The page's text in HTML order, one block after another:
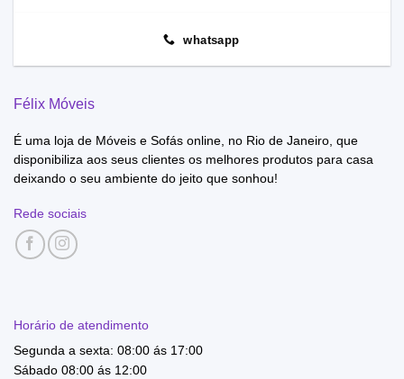
whatsapp
Félix Móveis
É uma loja de Móveis e Sofás online, no Rio de Janeiro, que
disponibiliza aos seus clientes os melhores produtos para casa
deixando o seu ambiente do jeito que sonhou!
Rede sociais
Horário de atendimento
Segunda a sexta: 08:00 ás 17:00
Sábado 08:00 ás 12:00